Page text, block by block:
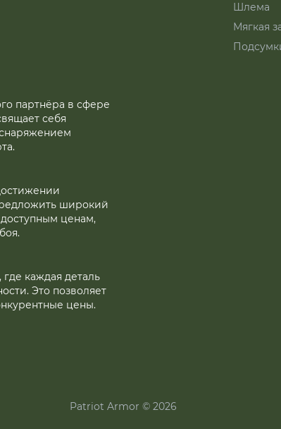
Шлема
Мягкая
партнёра в сфере
себя
широкий
ценам,
каждая деталь
Это позволяет
цены.
Patriot Armor © 2026